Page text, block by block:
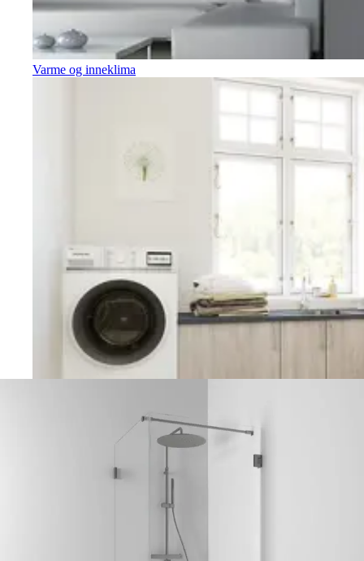
Varme og inneklima